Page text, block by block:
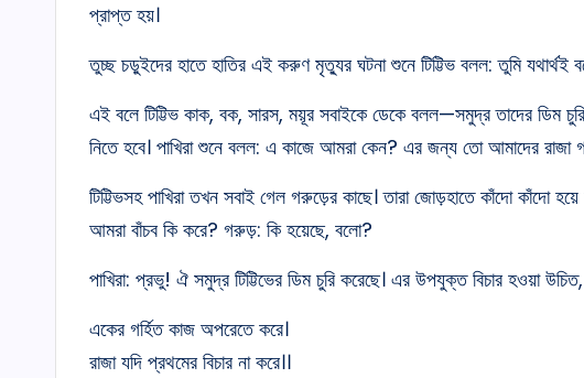
প্রাপ্ত হয়।
তুচ্ছ চড়ুইদের হাতে হাতির এই করুণ মৃত্যুর ঘটনা শুনে টিট্টিভ বলল: তুমি যথার্থই
এই বলে টিট্টিভ কাক, বক, সারস, ময়ূর সবাইকে ডেকে বলল—সমুদ্র তাদের ডিম
নিতে হবে। পাখিরা শুনে বলল: এ কাজে আমরা কেন? এর জন্য তো আমাদের রাজা
টিট্টিভসহ পাখিরা তখন সবাই গেল গরুড়ের কাছে। তারা জোড়হাতে কাঁদো
আমরা বাঁচব কি করে? গরুড়: কি হয়েছে, বলো?
পাখিরা: প্রভু! ঐ সমুদ্র টিট্টিভের ডিম চুরি করেছে। এর উপযুক্ত বিচার হওয়া
একের গর্হিত কাজ অপরেতে করে।
রাজা যদি প্রথমের বিচার না করে।।